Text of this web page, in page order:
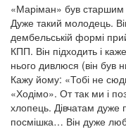
«Маріман» був старшим
Дуже такий молодець.
дембельській формі
КПП. Він підходить і
нього дивлюся (він
Кажу йому: «Тобі не
«Ходімо». От так ми і
хлопець. Дівчатам дуже
посмішка… Він дуже